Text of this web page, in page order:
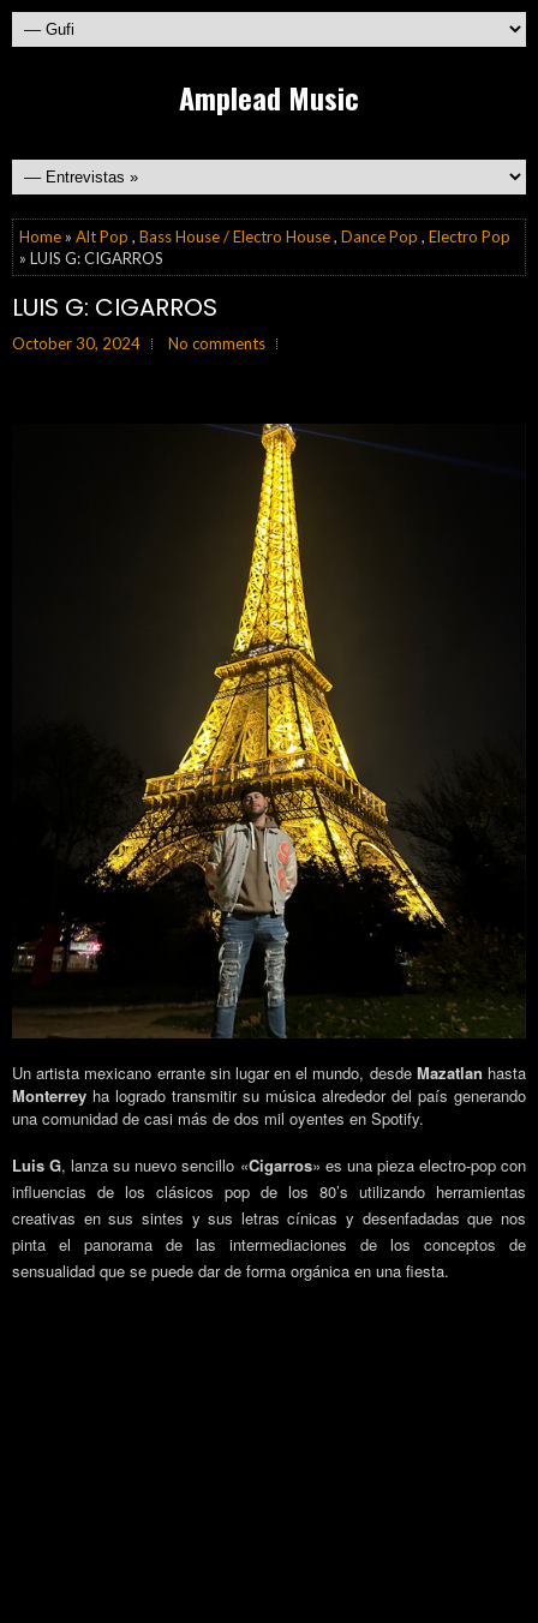
Amplead Music
Home » Alt Pop , Bass House / Electro House, Dance Pop , Electro Pop
» LUIS G: CIGARROS
LUIS G: CIGARROS
October 30, 2024 No comments
Un artista mexicano errante sin lugar en el mundo, desde Mazatlan hasta
Monterrey ha logrado transmitir su música alrededor del país generando
una comunidad de casi más de dos mil oyentes en Spotify.
Luis G, lanza su nuevo sencillo «Cigarros» es una pieza electro-pop con
influencias de los clásicos pop de los 80’s utilizando herramientas
creativas en sus sintes y sus letras cínicas y desenfadadas que nos
pinta el panorama de las intermediaciones de los conceptos de
sensualidad que se puede dar de forma orgánica en una fiesta.